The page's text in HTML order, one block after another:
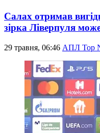
Салах отримав
зірка Ліверпуля
29 травня, 06:46 АПЛ Top